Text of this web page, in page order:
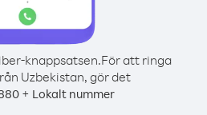
knappsatsen.För att ringa
Uzbekistan, gör det
+ Lokalt nummer